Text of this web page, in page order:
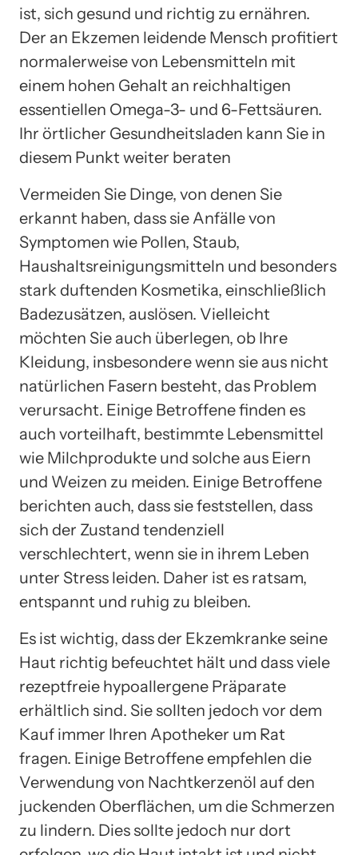
ist, sich gesund und richtig zu ernähren.
Der an Ekzemen leidende Mensch profitiert
normalerweise von Lebensmitteln mit
einem hohen Gehalt an reichhaltigen
essentiellen Omega-3- und 6-Fettsäuren.
Ihr örtlicher Gesundheitsladen kann Sie in
diesem Punkt weiter beraten
Vermeiden Sie Dinge, von denen Sie
erkannt haben, dass sie Anfälle von
Symptomen wie Pollen, Staub,
Haushaltsreinigungsmitteln und besonders
stark duftenden Kosmetika, einschließlich
Badezusätzen, auslösen. Vielleicht
möchten Sie auch überlegen, ob Ihre
Kleidung, insbesondere wenn sie aus nicht
natürlichen Fasern besteht, das Problem
verursacht. Einige Betroffene finden es
auch vorteilhaft, bestimmte Lebensmittel
wie Milchprodukte und solche aus Eiern
und Weizen zu meiden. Einige Betroffene
berichten auch, dass sie feststellen, dass
sich der Zustand tendenziell
verschlechtert, wenn sie in ihrem Leben
unter Stress leiden. Daher ist es ratsam,
entspannt und ruhig zu bleiben.
Es ist wichtig, dass der Ekzemkranke seine
Haut richtig befeuchtet hält und dass viele
rezeptfreie hypoallergene Präparate
erhältlich sind. Sie sollten jedoch vor dem
Kauf immer Ihren Apotheker um Rat
fragen. Einige Betroffene empfehlen die
Verwendung von Nachtkerzenöl auf den
juckenden Oberflächen, um die Schmerzen
zu lindern. Dies sollte jedoch nur dort